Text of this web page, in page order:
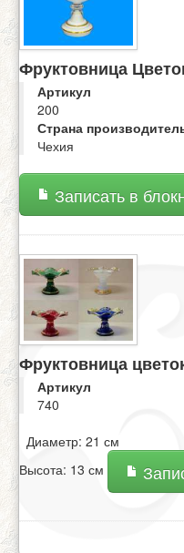
Фруктовница
Артикул
200
Страна
Чехия
Записать в
Фруктовница
Артикул
740
Диаметр: 21 см
Высота: 13 см